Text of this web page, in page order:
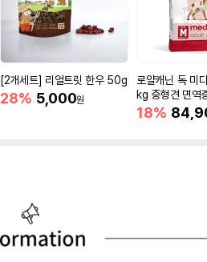
[2개세트] 리얼트릿 한우 50g
28% 5,000원
로얄캐닌 독 미
kg 중형견 면역
18%